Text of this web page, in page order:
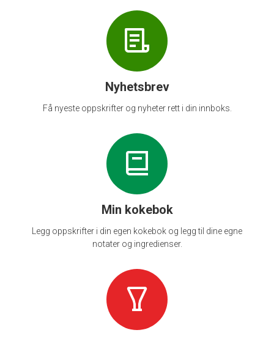
Nyhetsbrev
Få nyeste oppskrifter og nyheter rett i din innboks.
Min kokebok
Legg oppskrifter i din egen kokebok og legg til dine egne
notater og ingredienser.